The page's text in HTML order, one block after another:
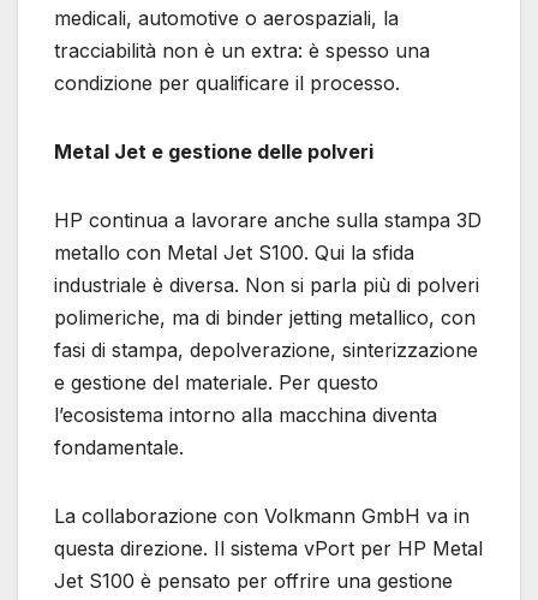
medicali, automotive o aerospaziali, la
tracciabilità non è un extra: è spesso una
condizione per qualificare il processo.
Metal Jet e gestione delle polveri
HP continua a lavorare anche sulla stampa 3D
metallo con Metal Jet S100. Qui la sfida
industriale è diversa. Non si parla più di polveri
polimeriche, ma di binder jetting metallico, con
fasi di stampa, depolverazione, sinterizzazione
e gestione del materiale. Per questo
l’ecosistema intorno alla macchina diventa
fondamentale.
La collaborazione con Volkmann GmbH va in
questa direzione. Il sistema vPort per HP Metal
Jet S100 è pensato per offrire una gestione